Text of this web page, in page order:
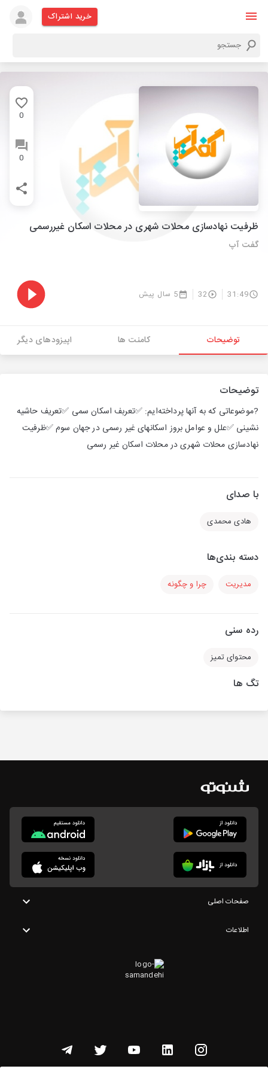
خرید اشتراک
0
0
ظرفیت نهادسازی محلات شهری در محلات اسکان غیررسمی
گفت آپ
31:49
32 5 سال پیش
توضیحات کامنت ها اپیزودهای دیگر
توضیحات
?موضوعاتی که به آنها پرداخته‌ایم: ✅تعربف اسکان سمی ✅تعریف حاشیه
نشینی ✅علل و عوامل بروز اسکانهای غیر رسمی در جهان سوم ✅ظرفیت
نهادسازی محلات شهری در محلات اسکان غیر رسمی
با صدای
هادی محمدی
دسته بندی‌ها
مدیریت چرا و چگونه
رده سنی
محتوای تمیز
تگ ها
صفحات اصلی
اطلاعات